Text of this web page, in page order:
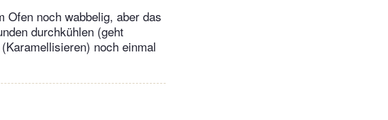
noch wabbelig, aber das
durchkühlen (geht
noch einmal